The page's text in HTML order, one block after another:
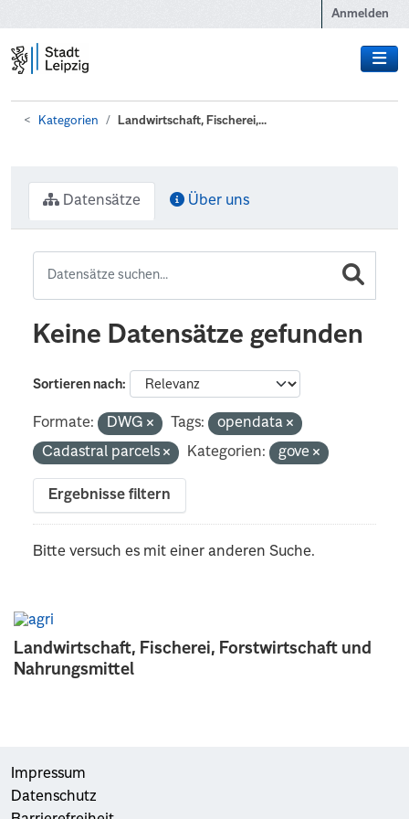
Anmelden
Kategorien Landwirtschaft, Fischerei,...
Landwirtschaft, Fischerei, Forstwirtschaft und
Nahrungsmittel
Datensätze Über uns
Keine Datensätze gefunden
Sortieren nach
Formate: DWG Tags:
opendata
Cadastral parcels
Kategorien: gove
Ergebnisse filtern
Bitte versuch es mit einer anderen Suche.
Impressum
Datenschutz